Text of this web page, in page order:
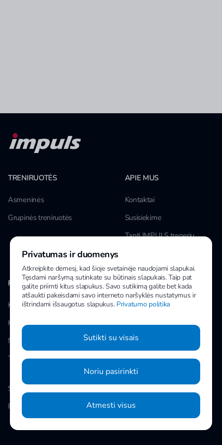
TRENIRUOTĖS
Asmeninės
Grupinės treniruotės
APIE MUS
Kontaktai
Susisiekime
Tapti IMPULS treneriu
PAPILDOMA INFORMACIJA
Klubai
Kainos
Naujienos
Taisyklės
MANO IMPULS
Facebook
Instagram
Slapukų nustatymai
Privatumo politika
Privatumas ir duomenys
Atkreipkite dėmesį, kad šioje svetainėje naudojami slapukai.
Tęsdami naršymą sutinkate su būtinais slapukais. Taip pat
galite priimti kitus slapukus. Savo sutikimą galite bet kada
atšaukti pakeisdami savo interneto naršyklės nustatymus ir
ištrindami išsaugotus slapukus. Privatumo politika
Sutikti su visais
Noriu pasirinkti
Atmesti visus